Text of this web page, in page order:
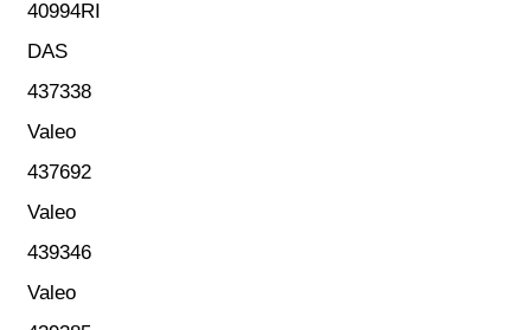
40994RI
DAS
437338
Valeo
437692
Valeo
439346
Valeo